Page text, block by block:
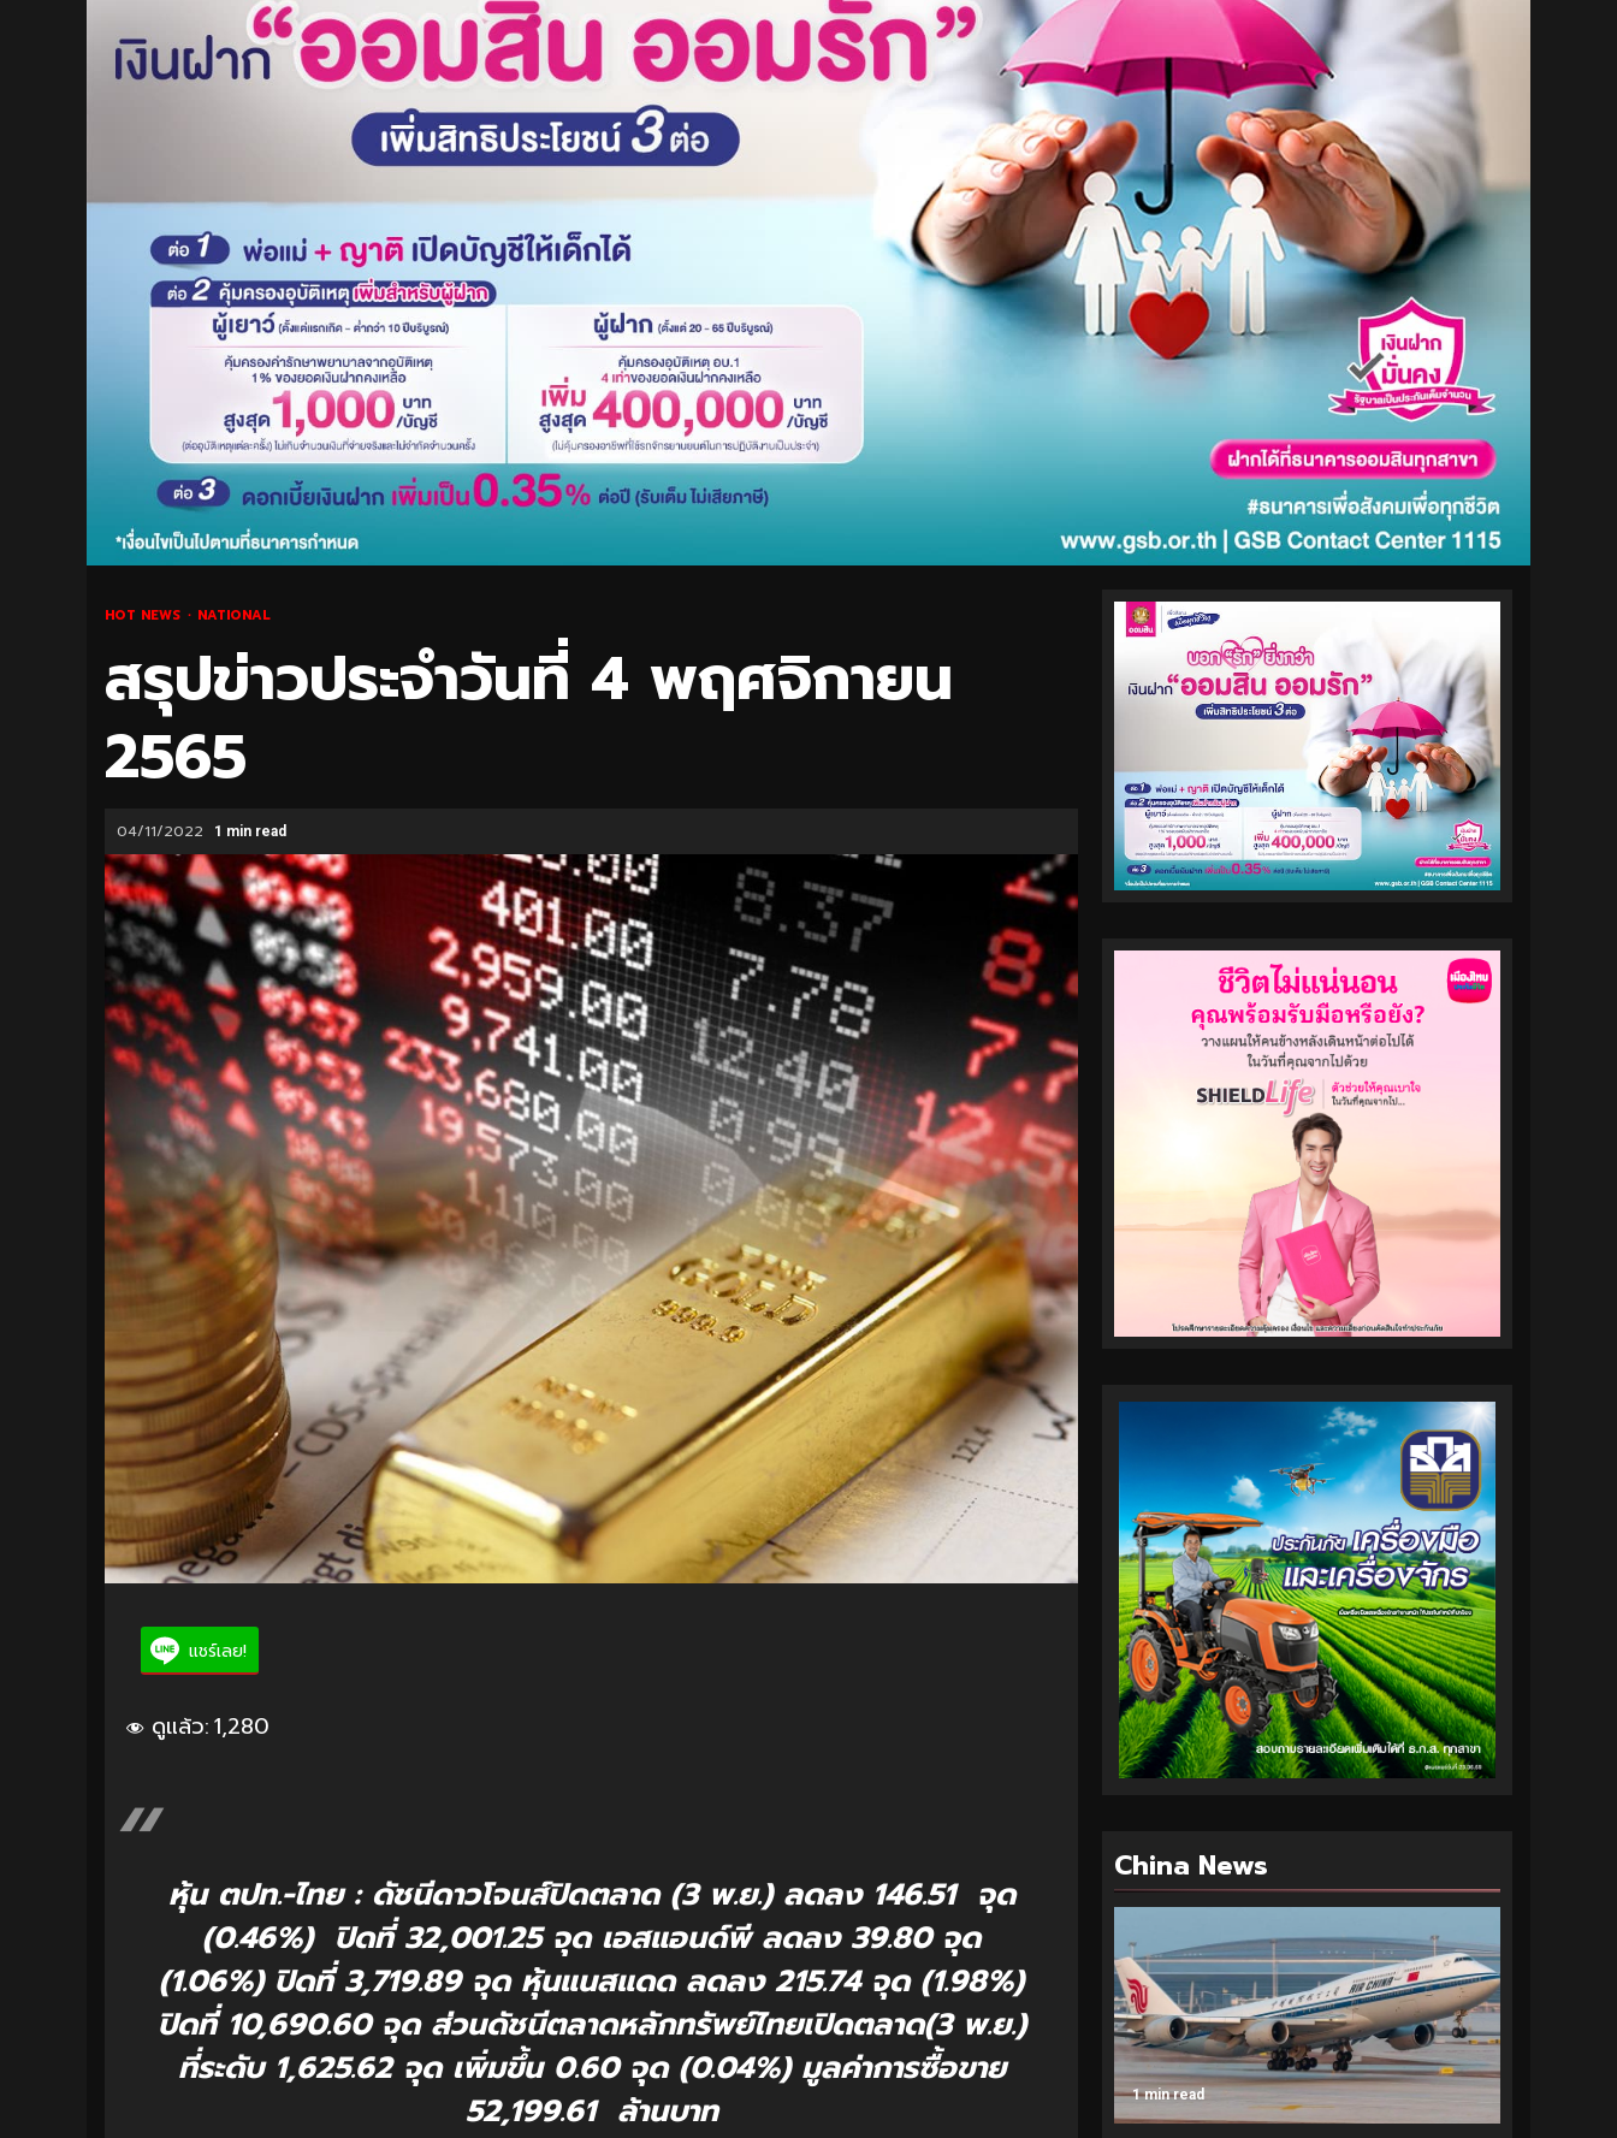
HOT NEWS NATIONAL
สรุปข่าวประจำวันที่ 4 พฤศจิกายน
2565
04/11/2022 1 min read
แชร์เลย!
ดูแล้ว:1,280
หุ้น ตปท.-ไทย : ดัชนีดาวโจนส์ปิดตลาด (3 พ.ย.) ลดลง 146.51 จุด
(0.46%) ปิดที่ 32,001.25 จุด เอสแอนด์พี ลดลง 39.80 จุด
(1.06%) ปิดที่ 3,719.89 จุด หุ้นแนสแดด ลดลง 215.74 จุด (1.98%)
ปิดที่ 10,690.60 จุด ส่วนดัชนีตลาดหลักทรัพย์ไทยเปิดตลาด(3 พ.ย.)
ที่ระดับ 1,625.62 จุด เพิ่มขึ้น 0.60 จุด (0.04%) มูลค่าการซื้อขาย
52,199.61 ล้านบาท
China News
1 min read